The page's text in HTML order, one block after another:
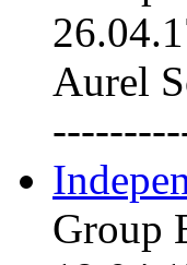
Aurel
Group